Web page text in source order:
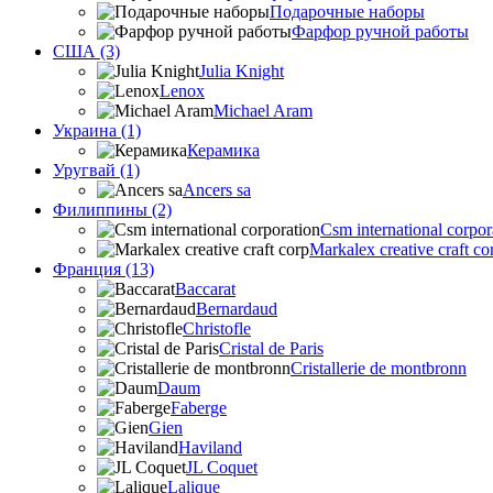
Подарочные наборы
Фарфор ручной работы
США (3)
Julia Knight
Lenox
Michael Aram
Украина (1)
Керамика
Уругвай (1)
Ancers sa
Филиппины (2)
Csm international
Markalex creative craft
Франция (13)
Baccarat
Bernardaud
Christofle
Cristal de Paris
Cristallerie de montbronn
Daum
Faberge
Gien
Haviland
JL Coquet
Lalique